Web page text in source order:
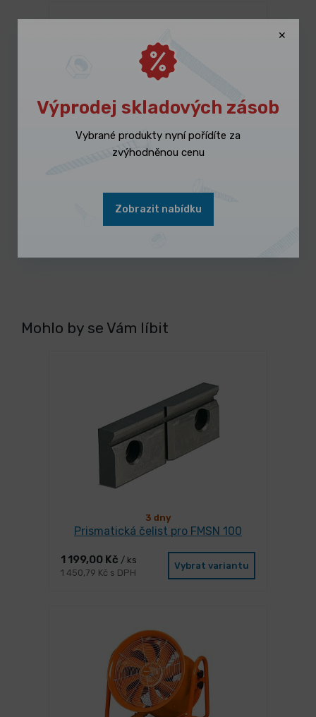
8x44x13mm
20,55 Kč/ ks
Mohlo by se Vám líbit
3 dny
Prismatická čelist pro FMSN 100
1 199,00 Kč / ks
1 450,79 Kč s DPH
Vybrat variantu
Výprodej skladových zásob
Vybrané produkty nyní pořídíte za
zvýhodněnou cenu
Zobrazit nabídku